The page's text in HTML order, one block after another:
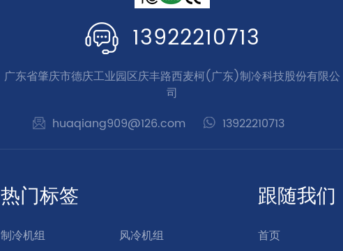
13922210713
广东省肇庆市德庆工业园区庆丰路西麦柯(广东)制冷科技股份有限公
司
huaqiang909@126.com
13922210713
热门标签
制冷机组 风冷机组
跟随我们
首页